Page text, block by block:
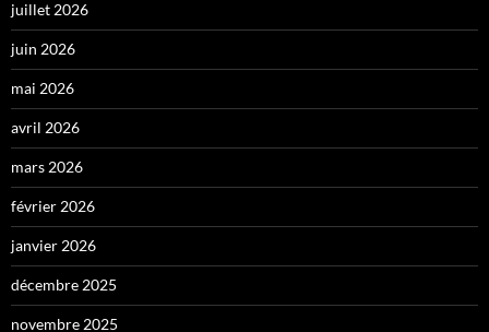
juillet 2026
juin 2026
mai 2026
avril 2026
mars 2026
février 2026
janvier 2026
décembre 2025
novembre 2025